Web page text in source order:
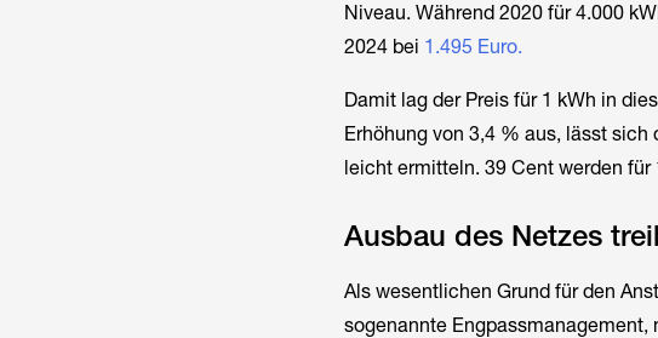
Niveau. Während 2020 für 4.000
2024 bei 1.495 Euro.
Damit lag der Preis für 1 kWh in
Erhöhung von 3,4 % aus, lässt sich
leicht ermitteln. 39 Cent werden
Ausbau des Netzes
Als wesentlichen Grund für den
sogenannte